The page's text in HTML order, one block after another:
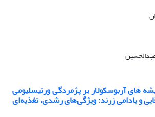
های آربوسکولار بر پژمردگی ورتیسلیومی
و بادامی زرند: ویژگی‌های رشدی، تغذیه‌ای